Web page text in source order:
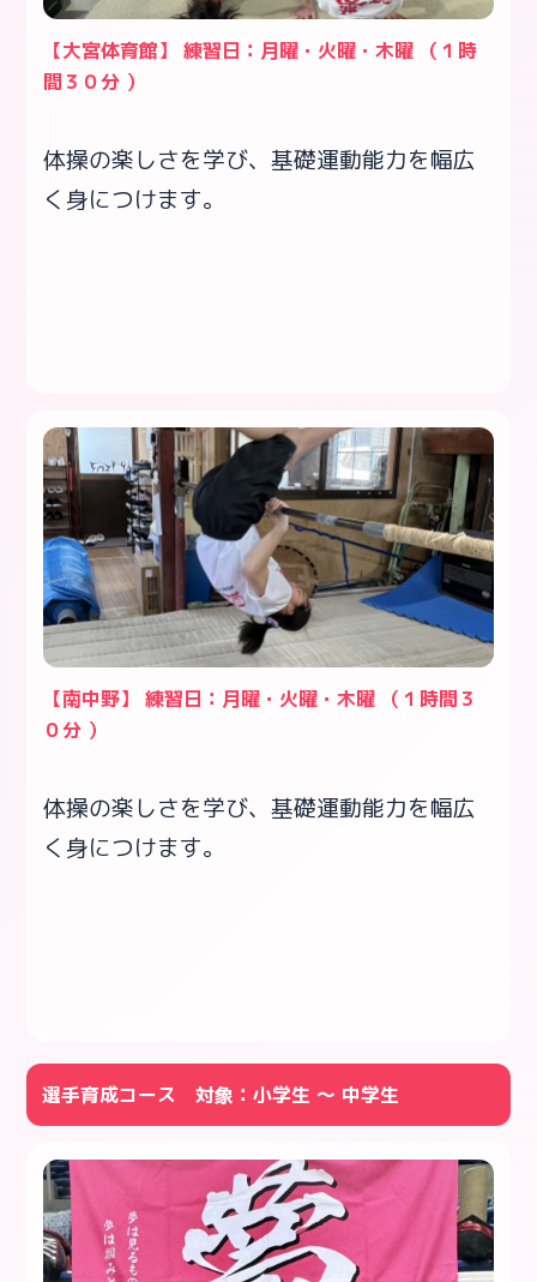
【大宮体育館】 練習日：月曜・火曜・木曜 （１時
間３０分 ）
体操の楽しさを学び、基礎運動能力を幅広
く身につけます。
【南中野】 練習日：月曜・火曜・木曜 （１時間３
０分 ）
体操の楽しさを学び、基礎運動能力を幅広
く身につけます。
選手育成コース 対象：小学生 ～ 中学生